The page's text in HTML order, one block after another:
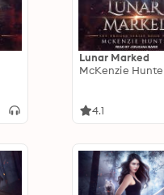
Lunar Marked
McKenzie
4.1